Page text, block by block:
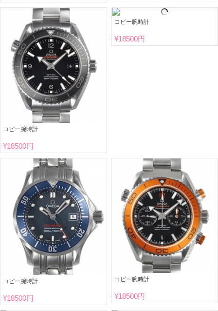
コピー腕時計
¥18500円
コピー腕時計
¥18500円
コピー腕時計
¥18500円
コピー腕時計
¥18500円